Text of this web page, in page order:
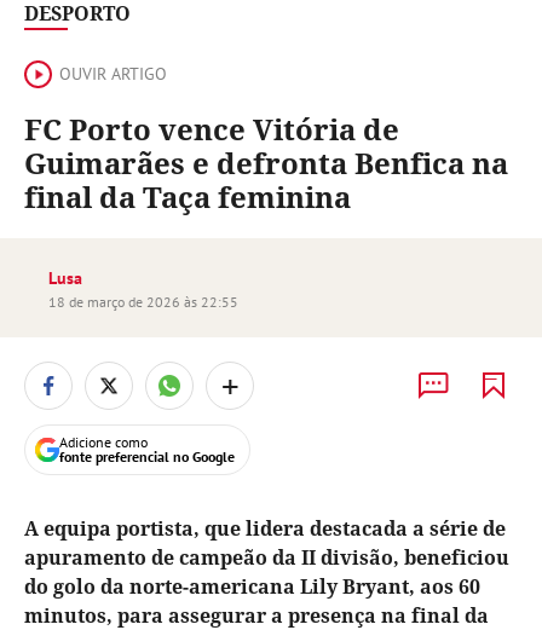
DESPORTO
OUVIR ARTIGO
FC Porto vence Vitória de
Guimarães e defronta Benfica na
final da Taça feminina
Lusa
18 de março de 2026 às 22:55
+
Adicione como
fonte preferencial no Google
A equipa portista, que lidera destacada a série de
apuramento de campeão da II divisão, beneficiou
do golo da norte-americana Lily Bryant, aos 60
minutos, para assegurar a presença na final da